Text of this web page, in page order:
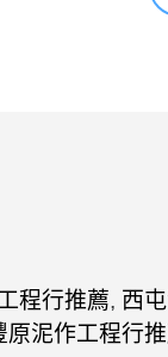
程行推薦, 西
原泥作工程行